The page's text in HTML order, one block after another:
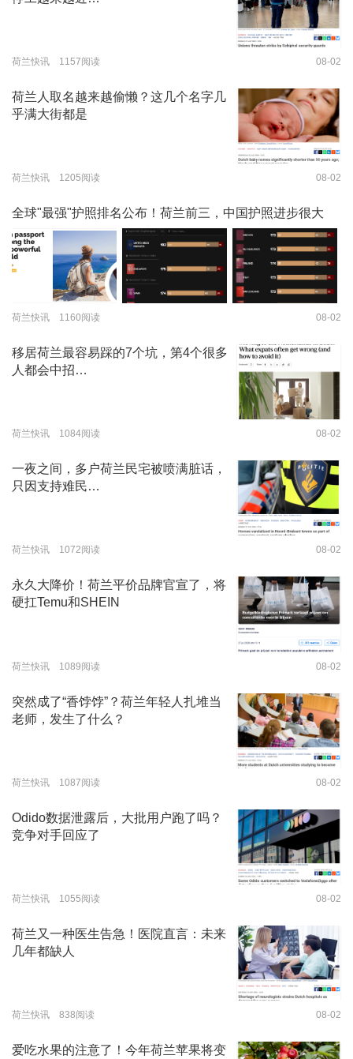
荷兰快讯 1157阅读 08-02
荷兰人取名越来越偷懒？这几个名字几
乎满大街都是
荷兰快讯 1205阅读 08-02
全球"最强"护照排名公布！荷兰前三，中国护照进步很大
荷兰快讯 1160阅读 08-02
移居荷兰最容易踩的7个坑，第4个很多
人都会中招…
荷兰快讯 1084阅读 08-02
一夜之间，多户荷兰民宅被喷满脏话，
只因支持难民…
荷兰快讯 1072阅读 08-02
永久大降价！荷兰平价品牌官宣了，将
硬扛Temu和SHEIN
荷兰快讯 1089阅读 08-02
突然成了“香饽饽”？荷兰年轻人扎堆当
老师，发生了什么？
荷兰快讯 1087阅读 08-02
Odido数据泄露后，大批用户跑了吗？
竞争对手回应了
荷兰快讯 1055阅读 08-02
荷兰又一种医生告急！医院直言：未来
几年都缺人
荷兰快讯 838阅读 08-02
爱吃水果的注意了！今年荷兰苹果将变